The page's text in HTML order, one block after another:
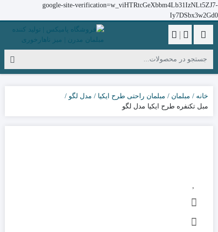
google-site-verification=w_viHTRtcGeXbbm4Lb31IzNLt5ZJ7-
Iy7DSbx3w2Gd0
|
خانه مبلمان مبلمان راحتی طرح ایکیا
مدل لگو
مبل تکنفره طرح ایکیا مدل لگو